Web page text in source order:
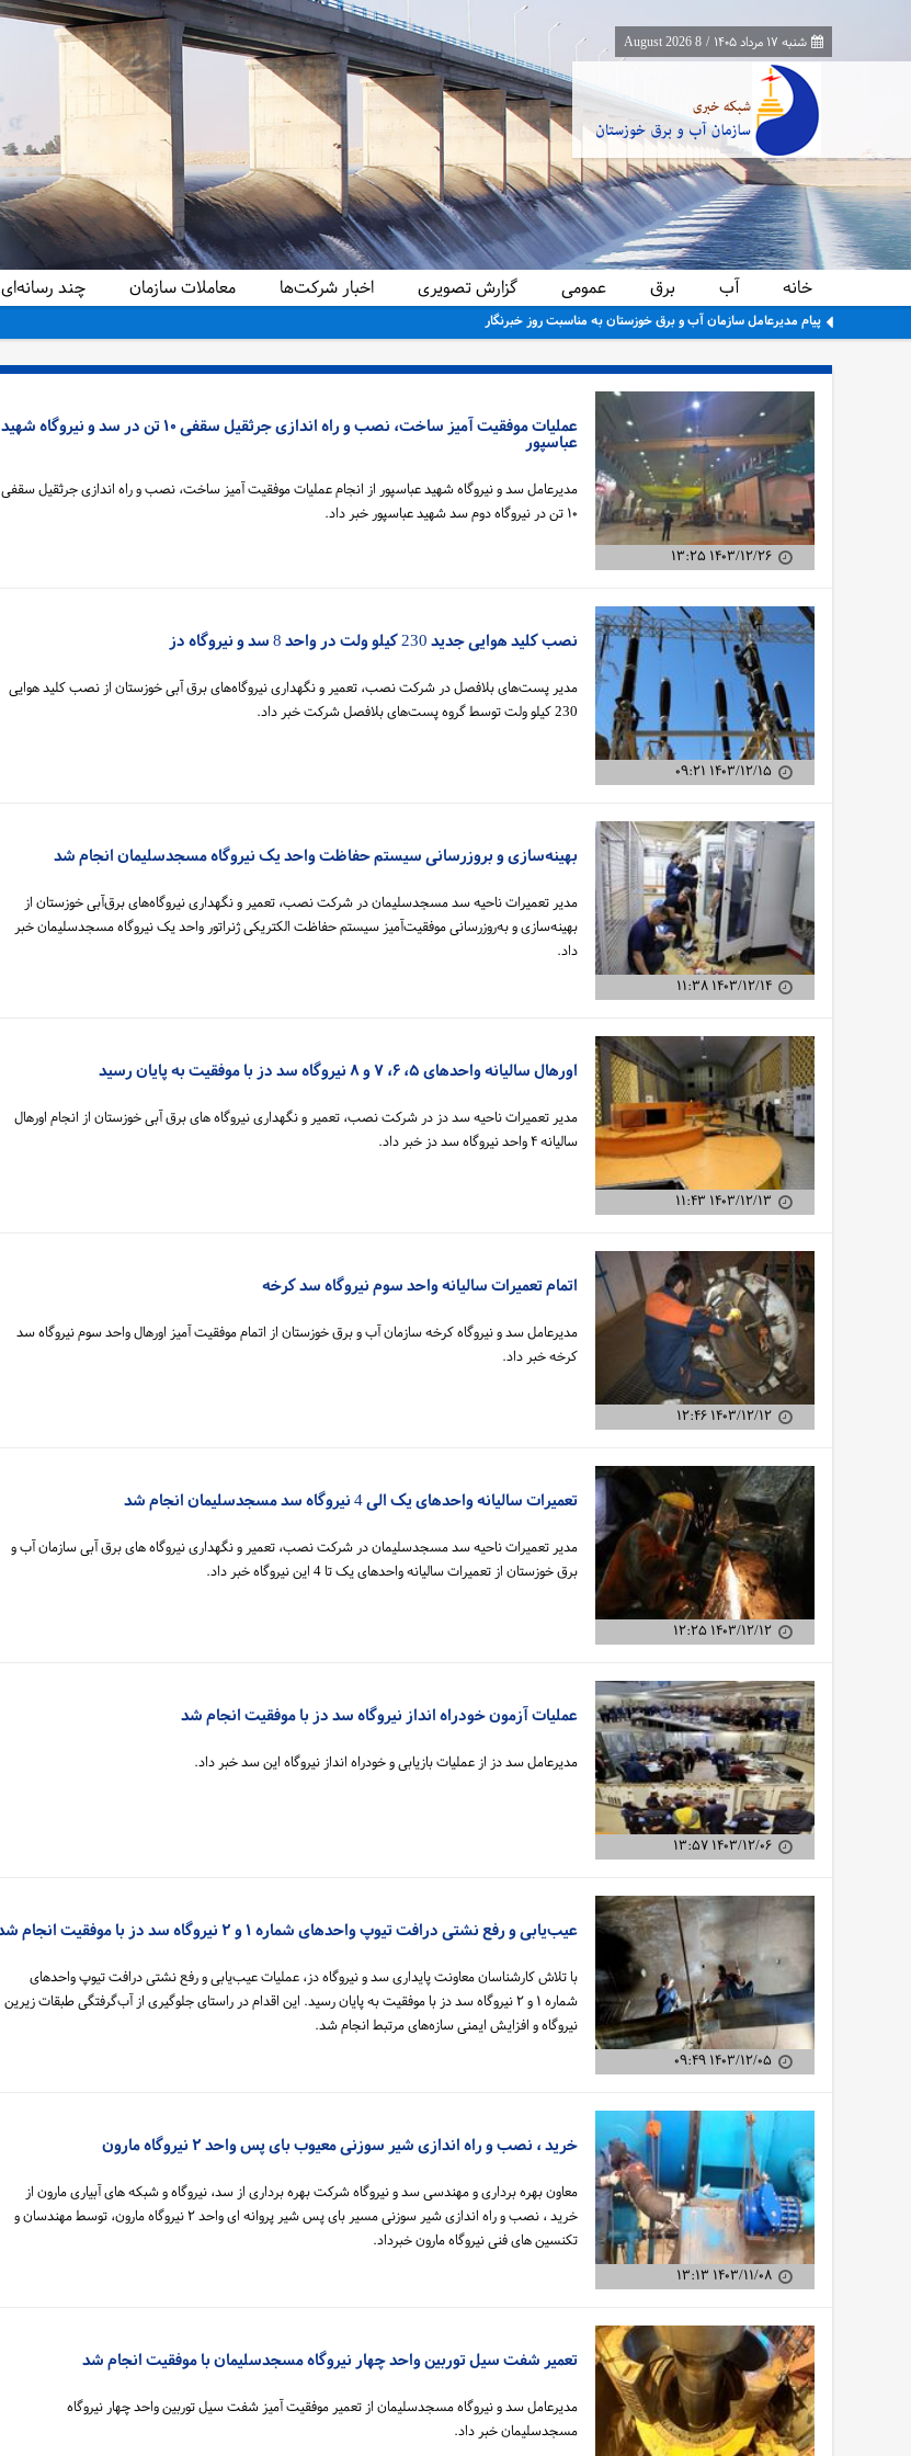
شنبه ۱۷ مرداد ۱۴۰۵ /
8 August 2026
خانه آب برق عمومی گزارش تصویری اخبار شرکت‌ها معاملات سازمان چند رسانه‌ای
پیام مدیرعامل سازمان آب و برق خوزستان به مناسبت روز خبرنگار
۱۴۰۳/۱۲/۲۶ ۱۳:۲۵
عملیات موفقیت آمیز ساخت، نصب و راه اندازی جرثقیل سقفی ۱۰ تن در سد و نیروگاه شهید
عباسپور
مدیرعامل سد و نیروگاه شهید عباسپور از انجام عملیات موفقیت آمیز ساخت، نصب و راه اندازی جرثقیل سقفی
۱۰ تن در نیروگاه دوم سد شهید عباسپور خبر داد.
۱۴۰۳/۱۲/۱۵ ۰۹:۲۱
نصب کلید هوایی جدید 230 کیلو ولت در واحد 8 سد و نیروگاه دز
مدیر پست‌های بلافصل در شرکت نصب، تعمیر و نگهداری نیروگاه‌های برق آبی خوزستان از نصب کلید هوایی
230 کیلو ولت توسط گروه پست‌های بلافصل شرکت خبر داد.
۱۴۰۳/۱۲/۱۴ ۱۱:۳۸
بهینه‌سازی و بروزرسانی سیستم حفاظت واحد یک نیروگاه مسجدسلیمان انجام شد
مدیر تعمیرات ناحیه سد مسجدسلیمان در شرکت نصب، تعمیر و نگهداری نیروگاه‌های برق‌آبی خوزستان از
بهینه‌سازی و به‌روزرسانی موفقیت‌آمیز سیستم حفاظت الکتریکی ژنراتور واحد یک نیروگاه مسجدسلیمان خبر
داد.
۱۴۰۳/۱۲/۱۳ ۱۱:۴۳
اورهال سالیانه واحدهای ۵، ۶، ۷ و ۸ نیروگاه سد دز با موفقیت به پایان رسید
مدیر تعمیرات ناحیه سد دز در شرکت نصب، تعمیر و نگهداری نیروگاه های برق آبی خوزستان از انجام اورهال
سالیانه ۴ واحد نیروگاه سد دز خبر داد.
۱۴۰۳/۱۲/۱۲ ۱۲:۴۶
اتمام تعمیرات سالیانه واحد سوم نیروگاه سد کرخه
مدیرعامل سد و نیروگاه کرخه سازمان آب و برق خوزستان از اتمام موفقیت آمیز اورهال واحد سوم نیروگاه سد
کرخه خبر داد.
۱۴۰۳/۱۲/۱۲ ۱۲:۲۵
تعمیرات سالیانه واحدهای یک الی 4 نیروگاه سد مسجدسلیمان انجام شد
مدیر تعمیرات ناحیه سد مسجدسلیمان در شرکت نصب، تعمیر و نگهداری نیروگاه های برق آبی سازمان آب و
برق خوزستان از تعمیرات سالیانه واحدهای یک تا 4 این نیروگاه خبر داد.
۱۴۰۳/۱۲/۰۶ ۱۳:۵۷
عملیات آزمون خودراه انداز نیروگاه سد دز با موفقیت انجام شد
مدیرعامل سد دز از عملیات بازیابی و خودراه انداز نیروگاه این سد خبر داد.
۱۴۰۳/۱۲/۰۵ ۰۹:۴۹
عیب‌یابی و رفع نشتی درافت تیوپ واحدهای شماره ۱ و ۲ نیروگاه سد دز با موفقیت انجام شد
با تلاش کارشناسان معاونت پایداری سد و نیروگاه دز، عملیات عیب‌یابی و رفع نشتی درافت تیوپ واحدهای
شماره ۱ و ۲ نیروگاه سد دز با موفقیت به پایان رسید. این اقدام در راستای جلوگیری از آب‌گرفتگی طبقات زیرین
نیروگاه و افزایش ایمنی سازه‌های مرتبط انجام شد.
۱۴۰۳/۱۱/۰۸ ۱۳:۱۳
خرید ، نصب و راه اندازی شیر سوزنی معیوب بای پس واحد ۲ نیروگاه مارون
معاون بهره برداری و مهندسی سد و نیروگاه شرکت بهره برداری از سد، نیروگاه و شبکه های آبیاری مارون از
خرید ، نصب و راه اندازی شیر سوزنی مسیر بای پس شیر پروانه ای واحد ۲ نیروگاه مارون، توسط مهندسان و
تکنسین های فنی نیروگاه مارون خبرداد.
تعمیر شفت سیل توربین واحد چهار نیروگاه مسجدسلیمان با موفقیت انجام شد
مدیرعامل سد و نیروگاه مسجدسلیمان از تعمیر موفقیت آمیز شفت سیل توربین واحد چهار نیروگاه
مسجدسلیمان خبر داد.